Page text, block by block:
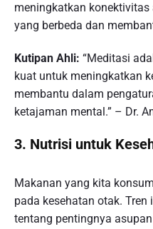
meningkatkan
yang berbeda dan
Kutipan Ahli: “Meditasi
kuat untuk meningkatkan
membantu dalam
ketajaman mental.” – Dr.
3. Nutrisi untuk
Makanan yang kita
pada kesehatan otak.
tentang pentingnya